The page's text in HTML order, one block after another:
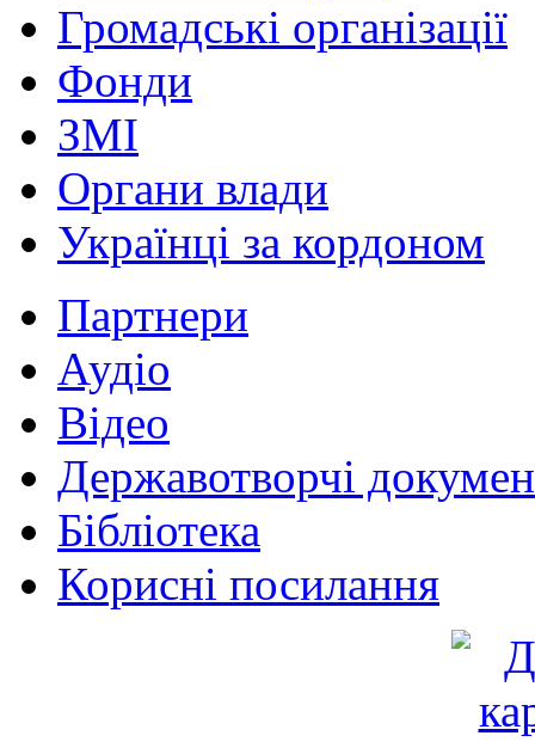
Громадські організації
Фонди
ЗМІ
Органи влади
Українці за кордоном
Партнери
Аудіо
Відео
Державотворчі
Бібліотека
Корисні посилання